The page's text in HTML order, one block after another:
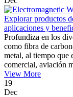
Explorar productos
aplicaciones y
Profundiza en los
como fibra de
metal, al tiempo que
comercial, aviación
View More
19
Dec